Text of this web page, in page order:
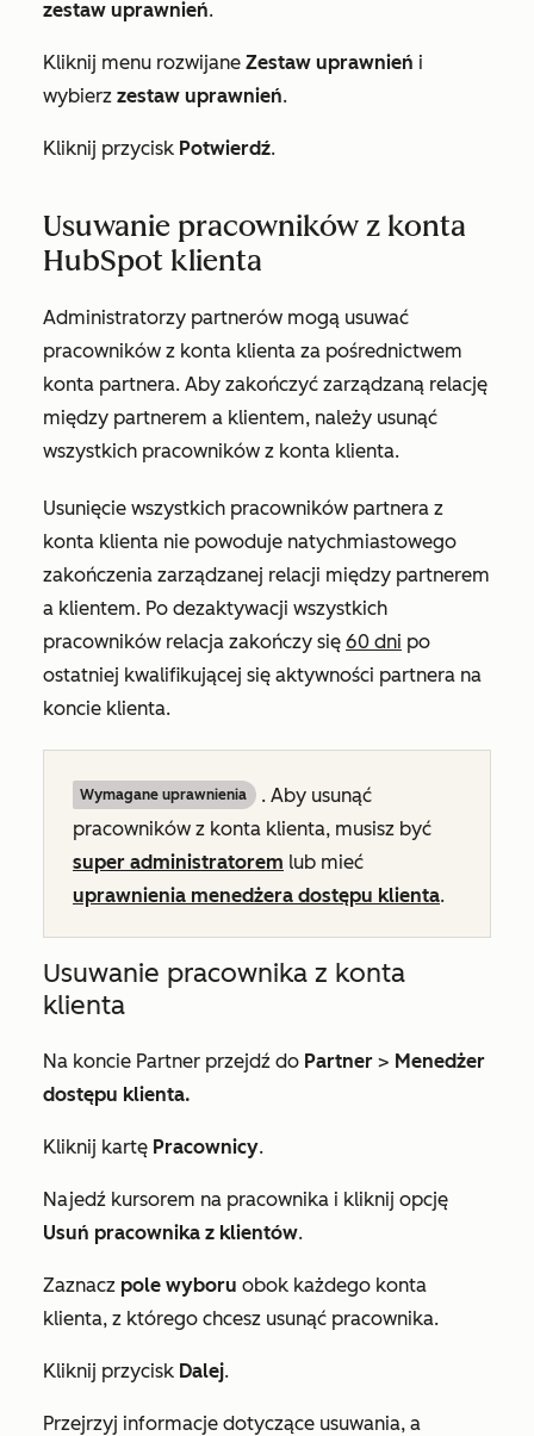
zestaw uprawnień.
Kliknij menu rozwijane Zestaw uprawnień i
wybierz zestaw uprawnień.
Kliknij przycisk Potwierdź.
Usuwanie pracowników z konta
HubSpot klienta
Administratorzy partnerów mogą usuwać
pracowników z konta klienta za pośrednictwem
konta partnera. Aby zakończyć zarządzaną relację
między partnerem a klientem, należy usunąć
wszystkich pracowników z konta klienta.
Usunięcie wszystkich pracowników partnera z
konta klienta nie powoduje natychmiastowego
zakończenia zarządzanej relacji między partnerem
a klientem. Po dezaktywacji wszystkich
pracowników relacja zakończy się 60 dni po
ostatniej kwalifikującej się aktywności partnera na
koncie klienta.
Wymagane uprawnienia
. Aby usunąć
pracowników z konta klienta, musisz być
super administratorem lub mieć
uprawnienia menedżera dostępu klienta.
Usuwanie pracownika z konta
klienta
Na koncie Partner przejdź do Partner > Menedżer
dostępu klienta.
Kliknij kartę Pracownicy.
Najedź kursorem na pracownika i kliknij opcję
Usuń pracownika z klientów.
Zaznacz pole wyboru obok każdego konta
klienta, z którego chcesz usunąć pracownika.
Kliknij przycisk Dalej.
Przejrzyj informacje dotyczące usuwania, a